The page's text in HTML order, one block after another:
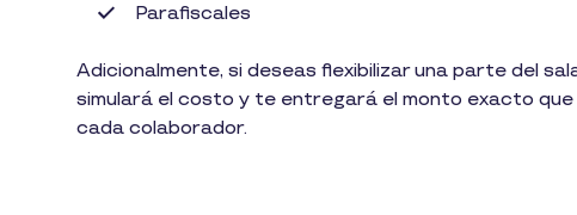
Parafiscales
Adicionalmente, si deseas flexibilizar una parte del
simulará el costo y te entregará el monto exacto
cada colaborador.